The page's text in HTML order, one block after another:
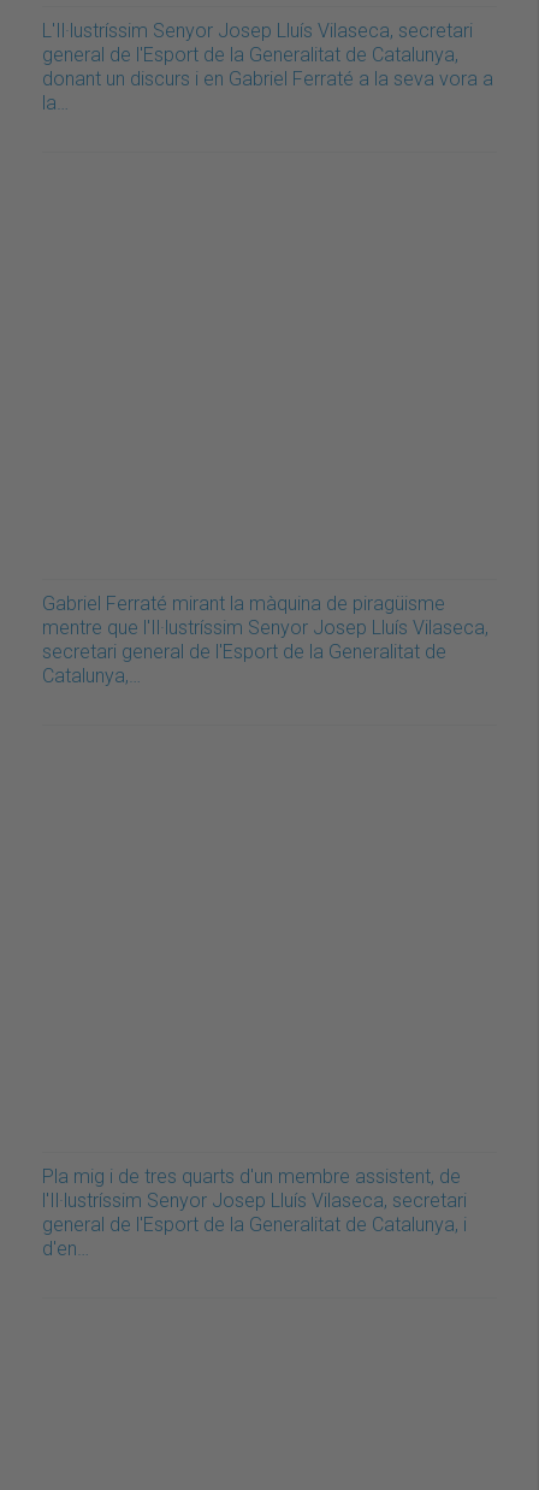
L'Il·lustríssim Senyor Josep Lluís Vilaseca, secretari
general de l'Esport de la Generalitat de Catalunya,
donant un discurs i en Gabriel Ferraté a la seva vora a
la…
Gabriel Ferraté mirant la màquina de piragüisme
mentre que l'Il·lustríssim Senyor Josep Lluís Vilaseca,
secretari general de l'Esport de la Generalitat de
Catalunya,…
Pla mig i de tres quarts d'un membre assistent, de
l'Il·lustríssim Senyor Josep Lluís Vilaseca, secretari
general de l'Esport de la Generalitat de Catalunya, i
d'en…